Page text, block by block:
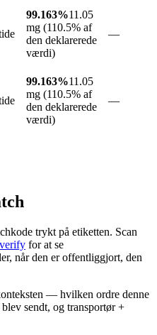
99.163%11.05
mg (110.5% af
den deklarerede
værdi)
—
99.163%11.05
mg (110.5% af
den deklarerede
værdi)
—
trykt på etiketten. Scan
for at se
når den er offentliggjort, den
— hvilken ordre denne
sendt, og transportør +